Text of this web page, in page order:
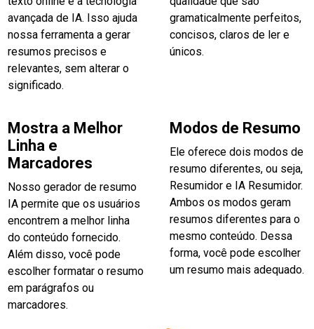
avançada de IA. Isso ajuda
nossa ferramenta a gerar
resumos precisos e
relevantes, sem alterar o
significado.
gramaticalmente perfeitos,
concisos, claros de ler e
únicos.
Mostra a Melhor
Linha e
Marcadores
Nosso gerador de resumo
IA permite que os usuários
encontrem a melhor linha
do conteúdo fornecido.
Além disso, você pode
escolher formatar o resumo
em parágrafos ou
marcadores.
Modos de Resumo
Ele oferece dois modos de
resumo diferentes, ou seja,
Resumidor e IA Resumidor.
Ambos os modos geram
resumos diferentes para o
mesmo conteúdo. Dessa
forma, você pode escolher
um resumo mais adequado.